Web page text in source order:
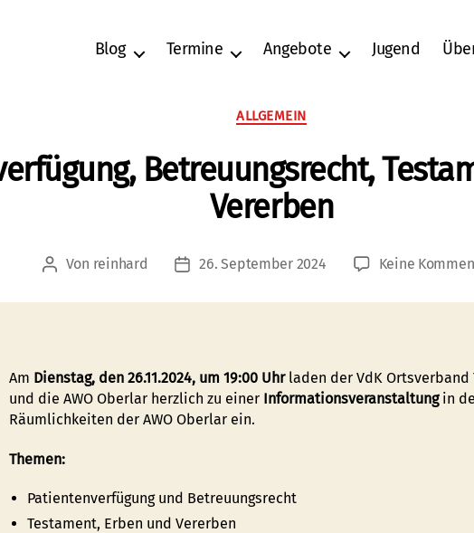
Blog Termine Angebote Jugend
Kategorien
ALLGEMEIN
Betreuungsrecht,
Vererben
Beitragsautor
Von reinhard Veröffentlichungsdatum
26. September 2024 Keine
Am Dienstag, den 26.11.2024, um 19:00 Uhrladen der VdK Ortsverband
und die AWO Oberlar herzlich zu einer Informationsveranstaltungin
Räumlichkeiten der AWO Oberlar ein.
Themen:
Patientenverfügung und Betreuungsrecht
Testament, Erben und Vererben